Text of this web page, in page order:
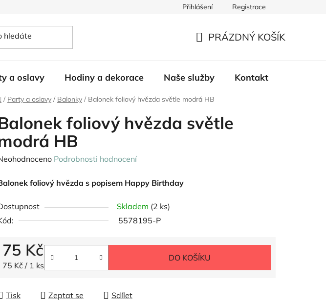
Přihlášení Registrace
KOŠÍK
PRÁZDNÝ KOŠÍK
a oslavy Hodiny a dekorace Naše služby Kontakt
Domů
/ Party a oslavy / Balonky / Balonek foliový hvězda světle modrá HB
foliový hvězda světle
HB
hvězdiček.
Podrobnosti hodnocení
foliový hvězda s popisem Happy Birthday
Skladem (2 ks)
5578195-P
75 Kč
Měrná cena:
75 Kč / 1 ks
DO KOŠÍKU
Tisk Zeptat se Sdílet